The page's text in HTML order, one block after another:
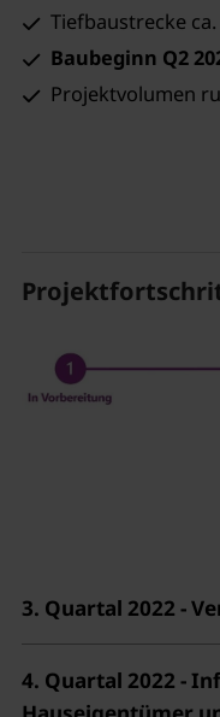
Tiefbaustrecke
Baubeginn Q2
Projektvolumen
3. Quartal 2022 -
4. Quartal 2022 -